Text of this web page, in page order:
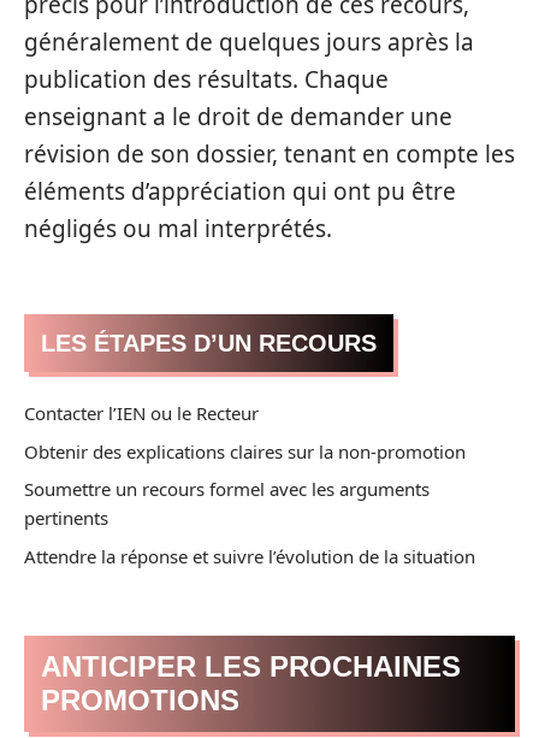
généralement de quelques jours après la
publication des résultats. Chaque
enseignant a le droit de demander une
révision de son dossier, tenant en compte les
éléments d’appréciation qui ont pu être
négligés ou mal interprétés.
LES ÉTAPES D’UN RECOURS
Contacter l’IEN ou le Recteur
Obtenir des explications claires sur la non-promotion
Soumettre un recours formel avec les arguments
pertinents
Attendre la réponse et suivre l’évolution de la situation
ANTICIPER LES PROCHAINES
PROMOTIONS